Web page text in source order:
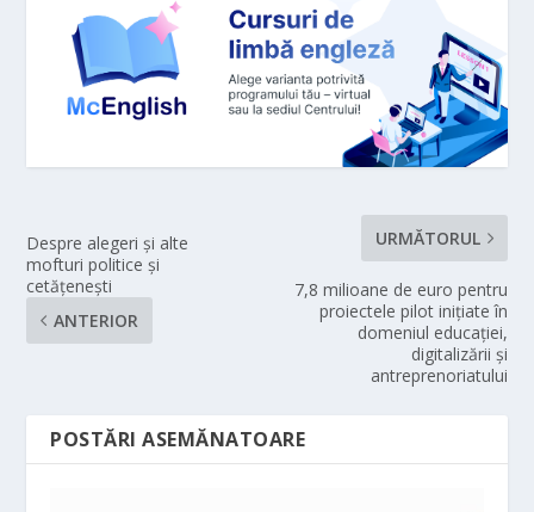
Despre alegeri și alte
mofturi politice și
cetățenești
ANTERIOR
URMĂTORUL
7,8 milioane de euro pentru
proiectele pilot inițiate în
domeniul educației,
digitalizării și
antreprenoriatului
POSTĂRI ASEMĂNATOARE